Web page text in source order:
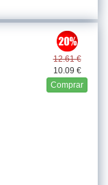
12.61 €
10.09 €
Comprar